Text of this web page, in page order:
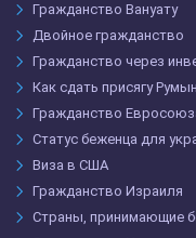
Гражданство Вануату
Двойное гражданство
Гражданство через
Как сдать присягу
Гражданство
Статус беженца для
Виза в США
Гражданство Израиля
Страны, принимающие